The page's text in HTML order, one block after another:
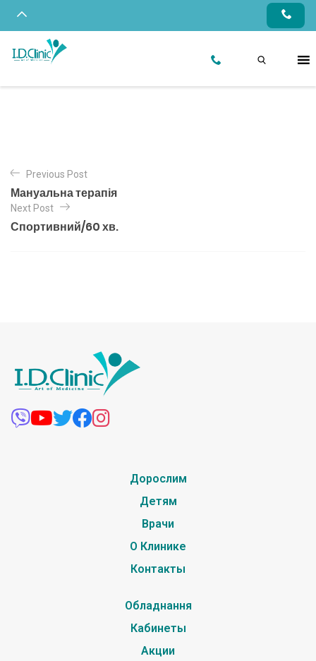
Previous Post
Мануальна терапія
Next Post
Спортивний/60 хв.
Дорослим
Детям
Врачи
О Клинике
Контакты
Обладнання
Кабинеты
Акции